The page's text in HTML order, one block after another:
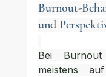
Burnout-
und
Bei
meistens